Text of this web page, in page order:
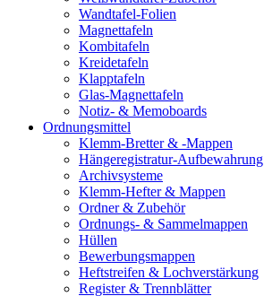
Wandtafel-Folien
Magnettafeln
Kombitafeln
Kreidetafeln
Klapptafeln
Glas-Magnettafeln
Notiz- & Memoboards
Ordnungsmittel
Klemm-Bretter & -Mappen
Hängeregistratur-Aufbewahrung
Archivsysteme
Klemm-Hefter & Mappen
Ordner & Zubehör
Ordnungs- & Sammelmappen
Hüllen
Bewerbungsmappen
Heftstreifen & Lochverstärkung
Register & Trennblätter